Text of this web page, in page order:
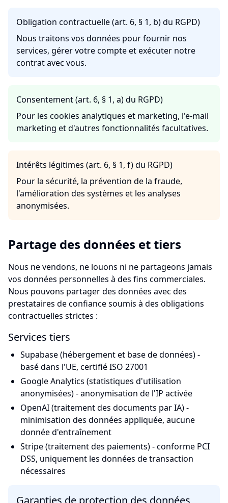
Obligation contractuelle (art. 6, § 1, b) du RGPD)
Nous traitons vos données pour fournir nos
services, gérer votre compte et exécuter notre
contrat avec vous.
Consentement (art. 6, § 1, a) du RGPD)
Pour les cookies analytiques et marketing, l'e-mail
marketing et d'autres fonctionnalités facultatives.
Intérêts légitimes (art. 6, § 1, f) du RGPD)
Pour la sécurité, la prévention de la fraude,
l'amélioration des systèmes et les analyses
anonymisées.
Partage des données et tiers
Nous ne vendons, ne louons ni ne partageons jamais
vos données personnelles à des fins commerciales.
Nous pouvons partager des données avec des
prestataires de confiance soumis à des obligations
contractuelles strictes :
Services tiers
Supabase (hébergement et base de données) -
basé dans l'UE, certifié ISO 27001
Google Analytics (statistiques d'utilisation
anonymisées) - anonymisation de l'IP activée
OpenAI (traitement des documents par IA) -
minimisation des données appliquée, aucune
donnée d'entraînement
Stripe (traitement des paiements) - conforme PCI
DSS, uniquement les données de transaction
nécessaires
Garanties de protection des données